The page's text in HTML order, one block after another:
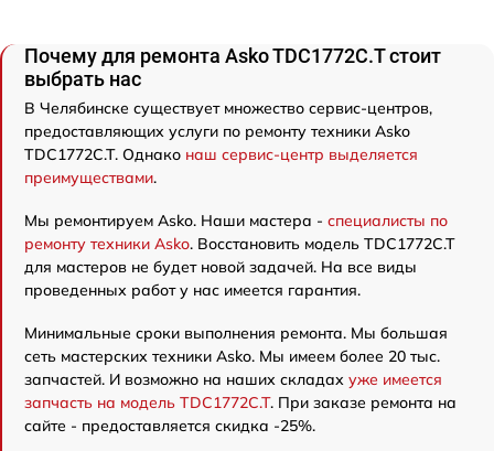
Почему для ремонта Asko TDC1772C.T стоит
выбрать нас
В Челябинске существует множество сервис-центров,
предоставляющих услуги по ремонту техники Asko
TDC1772C.T. Однако наш сервис-центр выделяется
преимуществами.
Мы ремонтируем Asko. Наши мастера - специалисты по
ремонту техники Asko. Восстановить модель TDC1772C.T
для мастеров не будет новой задачей. На все виды
проведенных работ у нас имеется гарантия.
Минимальные сроки выполнения ремонта. Мы большая
сеть мастерских техники Asko. Мы имеем более 20 тыс.
запчастей. И возможно на наших складах уже имеется
запчасть на модель TDC1772C.T. При заказе ремонта на
сайте - предоставляется скидка -25%.